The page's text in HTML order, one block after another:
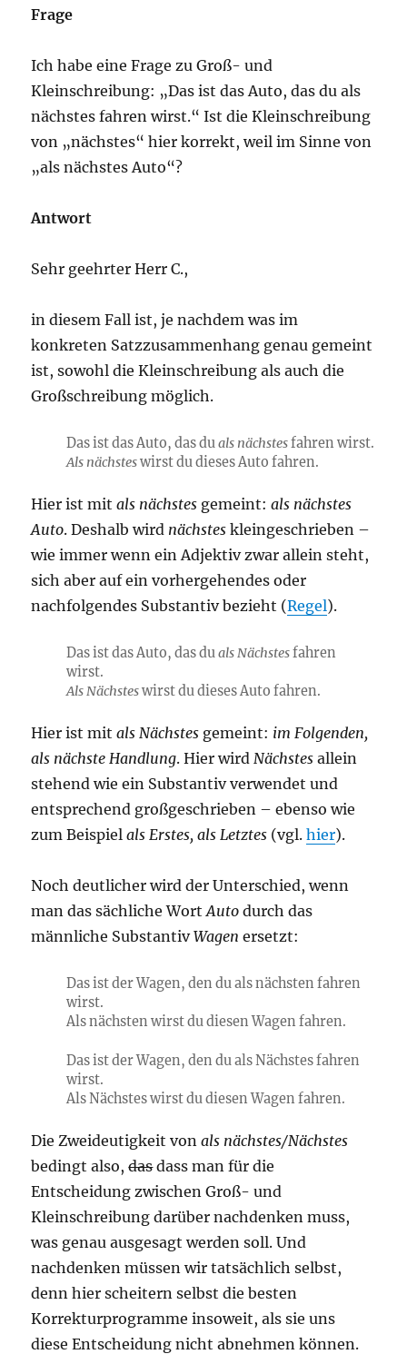
Frage
Ich habe eine Frage zu Groß- und
Kleinschreibung: „Das ist das Auto, das du als
nächstes fahren wirst.“ Ist die Kleinschreibung
von „nächstes“ hier korrekt, weil im Sinne von
„als nächstes Auto“?
Antwort
Sehr geehrter Herr C.,
in diesem Fall ist, je nachdem was im
konkreten Satzzusammenhang genau gemeint
ist, sowohl die Kleinschreibung als auch die
Großschreibung möglich.
Das ist das Auto, das duals nächstesfahren wirst.
Als nächsteswirst du dieses Auto fahren.
Hier ist mitals nächstes gemeint:als nächstes
Auto. Deshalb wird nächstes kleingeschrieben –
wie immer wenn ein Adjektiv zwar allein steht,
sich aber auf ein vorhergehendes oder
nachfolgendes Substantiv bezieht (Regel).
Das ist das Auto, das duals Nächstesfahren
wirst.
Als Nächsteswirst du dieses Auto fahren.
Hier ist mitals Nächstes gemeint: im Folgenden,
als nächste Handlung. Hier wirdNächstes allein
stehend wie ein Substantiv verwendet und
entsprechend großgeschrieben ­– ebenso wie
zum Beispielals Erstes, als Letztes (vgl.hier).
Noch deutlicher wird der Unterschied, wenn
man das sächliche WortAuto durch das
männliche SubstantivWagen ersetzt:
Das ist der Wagen, den duals nächsten fahren
wirst.
Als nächsten wirst du diesen Wagen fahren.
Das ist der Wagen, den duals Nächstesfahren
wirst.
Als Nächsteswirst du diesen Wagen fahren.
Die Zweideutigkeit vonals nächstes/Nächstes
bedingt also,dasdass man für die
Entscheidung zwischen Groß- und
Kleinschreibung darüber nachdenken muss,
was genau ausgesagt werden soll. Und
nachdenken müssen wir tatsächlich selbst,
denn hier scheitern selbst die besten
Korrekturprogramme insoweit, als sie uns
diese Entscheidung nicht abnehmen können.